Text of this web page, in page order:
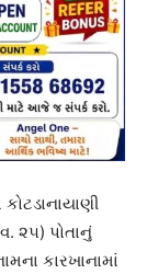
૨૫) પોતાનું
કારખાનામાં